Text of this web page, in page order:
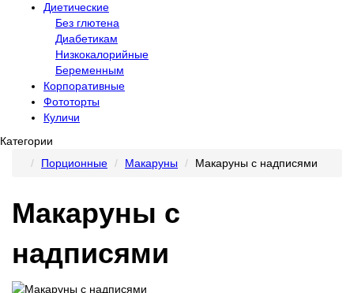
Диетические
Без глютена
Диабетикам
Низкокалорийные
Беременным
Корпоративные
Фототорты
Куличи
Категории
Порционные
Макаруны Макаруны с надписями
Макаруны с
надписями